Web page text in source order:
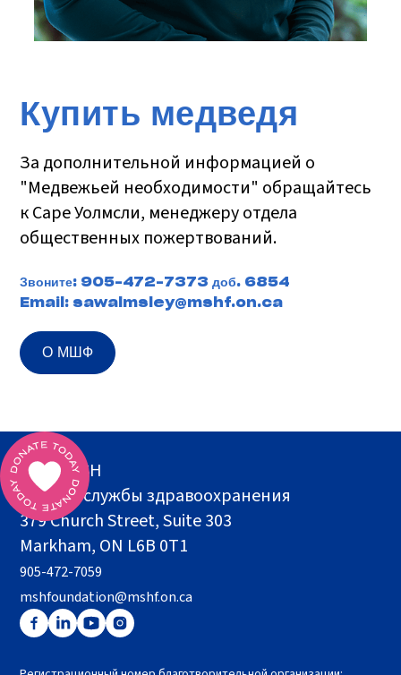
Купить медведя
За дополнительной информацией о
"Медвежьей необходимости" обращайтесь
к Саре Уолмсли, менеджеру отдела
общественных пожертвований.
Звоните: 905-472-7373 доб. 6854
Email:sawalmsley@mshf.on.ca
О МШФ
Фонд MSH
Здание службы здравоохранения
379 Church Street, Suite 303
Markham, ON L6B 0T1
905-472-7059
mshfoundation@mshf.on.ca